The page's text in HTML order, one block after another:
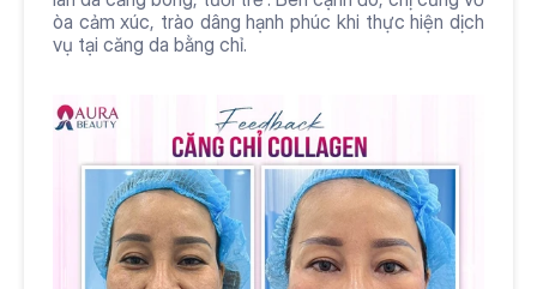
òa cảm xúc, trào dâng hạnh phúc khi thực hiện dịch
vụ tại căng da bằng chỉ.